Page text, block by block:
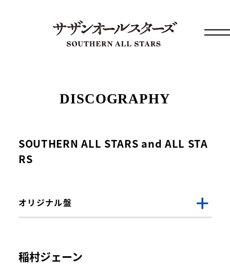
DISCOGRAPHY
SOUTHERN ALL STARS and ALL STA
RS
オリジナル盤
稲村ジェーン